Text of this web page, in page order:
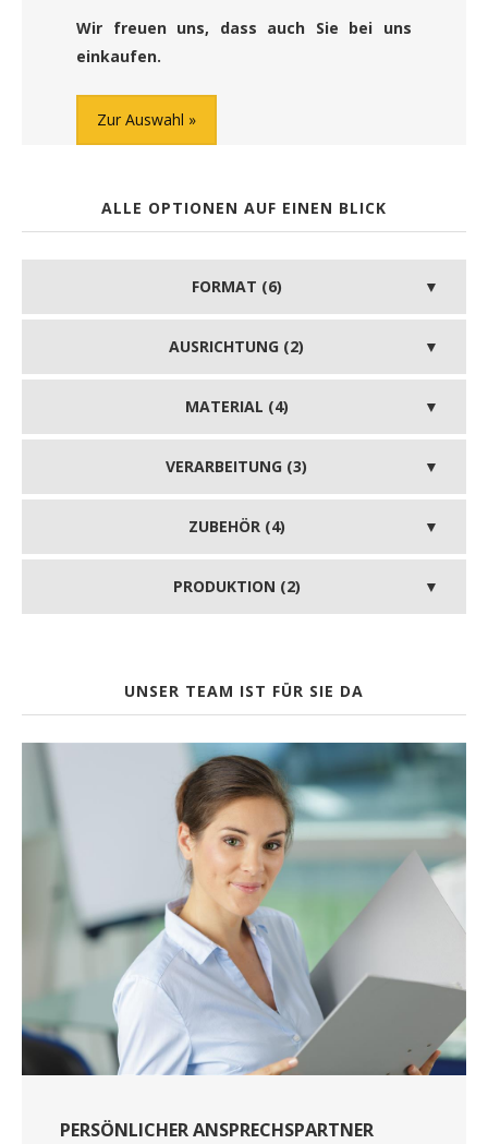
Wir freuen uns, dass auch Sie bei uns
einkaufen.
Zur Auswahl
ALLE OPTIONEN AUF EINEN BLICK
FORMAT (6)
AUSRICHTUNG (2)
MATERIAL (4)
VERARBEITUNG (3)
ZUBEHÖR (4)
PRODUKTION (2)
UNSER TEAM IST FÜR SIE DA
PERSÖNLICHER ANSPRECHSPARTNER